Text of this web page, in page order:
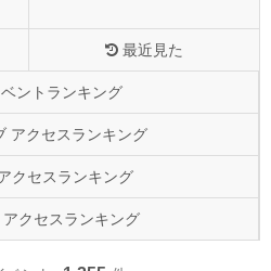
最近見た
ントランキング
アクセスランキング
クセスランキング
アクセスランキング